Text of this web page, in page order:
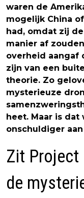
waren de
mogelijk China
had, omdat zij
manier af
overheid aangaf
zijn van een
theorie. Zo
mysterieuze
heet. Maar is dat
onschuldiger
Zit Project
de